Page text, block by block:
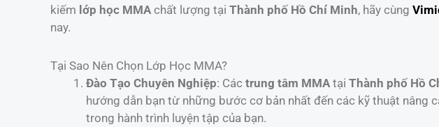
kiếm lớp học MMA chất lượng tại Thành phố Hồ Chí Minh, hãy cùng
nay.
Tại Sao Nên Chọn Lớp Học MMA?
Đào Tạo Chuyên Nghiệp: Các trung tâm MMA tại Thành phố Hồ
hướng dẫn bạn từ những bước cơ bản nhất đến các kỹ thuật nâng
trong hành trình luyện tập của bạn.